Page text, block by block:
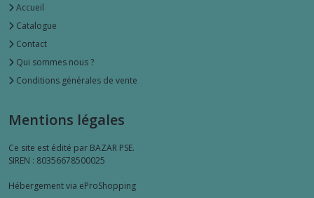
Accueil
Catalogue
Contact
Qui sommes nous ?
Conditions générales de vente
Mentions légales
Ce site est édité par BAZAR PSE.
SIREN : 80356678500025
Hébergement via eProShopping